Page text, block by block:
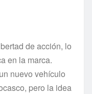
de acción, lo
en la marca.
nuevo vehículo
pero la idea